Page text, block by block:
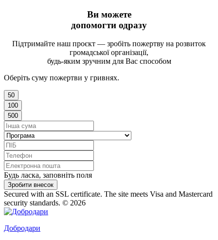
Ви можете
допомогти одразу
Підтримайте наш проєкт — зробіть пожертву на розвиток
громадської організації,
будь-яким зручним для Вас способом
Оберіть суму пожертви у гривнях.
50
100
500
Будь ласка, заповніть поля
Зробити внесок
Secured with an SSL certificate. The site meets Visa and Mastercard
security standards. © 2026
Добродари